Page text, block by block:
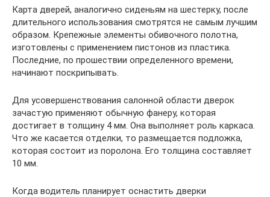
Карта дверей, аналогично сиденьям на шестерку, после
длительного использования смотрятся не самым лучшим
образом. Крепежные элементы обивочного полотна,
изготовлены с применением пистонов из пластика.
Последние, по прошествии определенного времени,
начинают поскрипывать.
Для усовершенствования салонной области дверок
зачастую применяют обычную фанеру, которая
достигает в толщину 4 мм. Она выполняет роль каркаса.
Что же касается отделки, то размещается подложка,
которая состоит из поролона. Его толщина составляет
10 мм.
Когда водитель планирует оснастить дверки